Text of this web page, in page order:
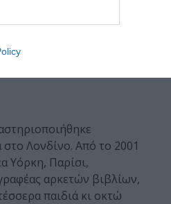
με
αλλά οικείο,
όψη, σχεδόν προς μια
στο Λονδίνο. Από το 2001
Υόρκη, Παρίσι,
αρκετών βιβλίων,
παιδιά κι οκτώ